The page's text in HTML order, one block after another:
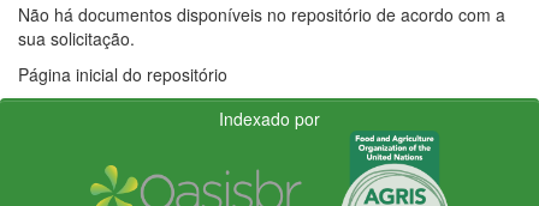
Não há documentos disponíveis no repositório de acordo com a
sua solicitação.
Página inicial do repositório
Indexado por